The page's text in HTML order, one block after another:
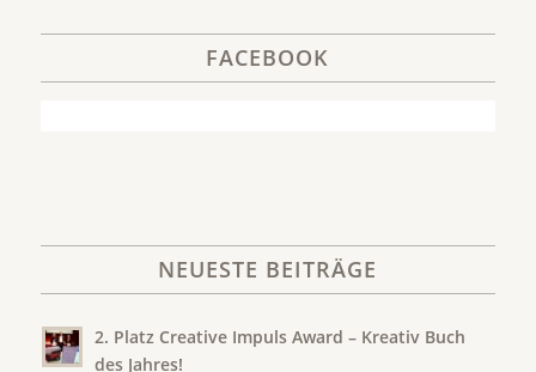
FACEBOOK
NEUESTE BEITRÄGE
2. Platz Creative Impuls Award – Kreativ Buch
des Jahres!